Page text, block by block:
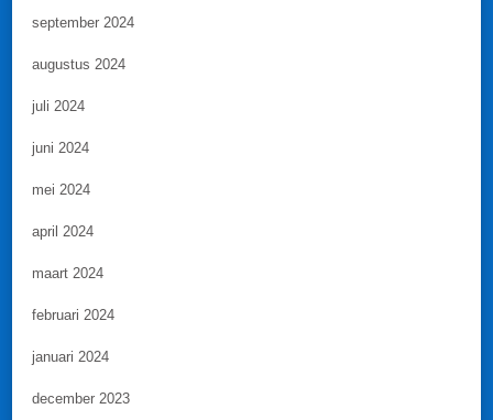
september 2024
augustus 2024
juli 2024
juni 2024
mei 2024
april 2024
maart 2024
februari 2024
januari 2024
december 2023